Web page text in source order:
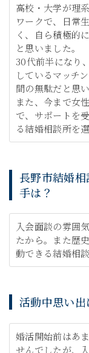
高校・大学が理
ワークで、日常
く、自ら積極的
と思いました。
30代前半になり
しているマッチ
間の無駄だと思い
また、今まで女
で、サポートを
る結婚相談所を
長野市結婚
手は？
入会面談の雰囲
たから。また歴
動できる結婚相
活動中思い
婚活開始前はあ
せんでしたが、